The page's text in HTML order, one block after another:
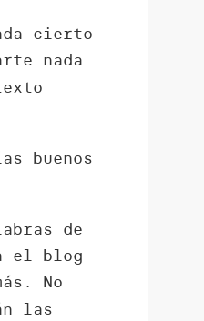
cierto
nada
buenos
de
el blog
No
las